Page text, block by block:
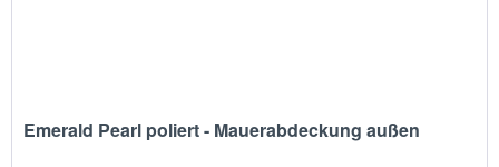
Emerald Pearl poliert - Mauerabdeckung außen